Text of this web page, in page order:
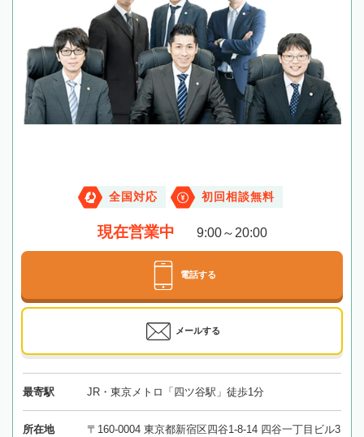
全国対応 初回相談無料
現在営業中 9:00～20:00
電話する
メールする
最寄駅 JR・東京メトロ「四ツ谷駅」徒歩1分
所在地
〒160-0004 東京都新宿区四谷1-8-14 四谷一丁目ビル3